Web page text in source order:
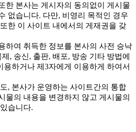
한 본사는 게시자의 동의없이 게시물
없습니다. 다만, 비영리 목적인 경우
한 이 사이트 내에서의 게재권을 갖
하여 취득한 정보를 본사의 사전 승낙
, 송신, 출판, 배포, 방송 기타 방법에
용하거나 제3자에게 이용하게 하여서
, 본사가 운영하는 사이트간의 통합
물의 내용을 변경하지 않고 게시물의
습니다.